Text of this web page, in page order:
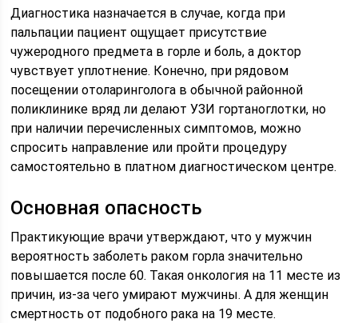
Диагностика назначается в случае, когда при
пальпации пациент ощущает присутствие
чужеродного предмета в горле и боль, а доктор
чувствует уплотнение. Конечно, при рядовом
посещении отоларинголога в обычной районной
поликлинике вряд ли делают УЗИ гортаноглотки, но
при наличии перечисленных симптомов, можно
спросить направление или пройти процедуру
самостоятельно в платном диагностическом центре.
Основная опасность
Практикующие врачи утверждают, что у мужчин
вероятность заболеть раком горла значительно
повышается после 60. Такая онкология на 11 месте из
причин, из-за чего умирают мужчины. А для женщин
смертность от подобного рака на 19 месте.